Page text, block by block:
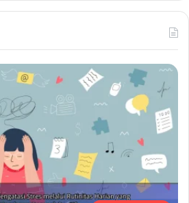
Profesional
stres yang berlebihan dan tidak
jangan ragu untuk
dari psikolog atau
Hubungan
Kuat: Kekuatan